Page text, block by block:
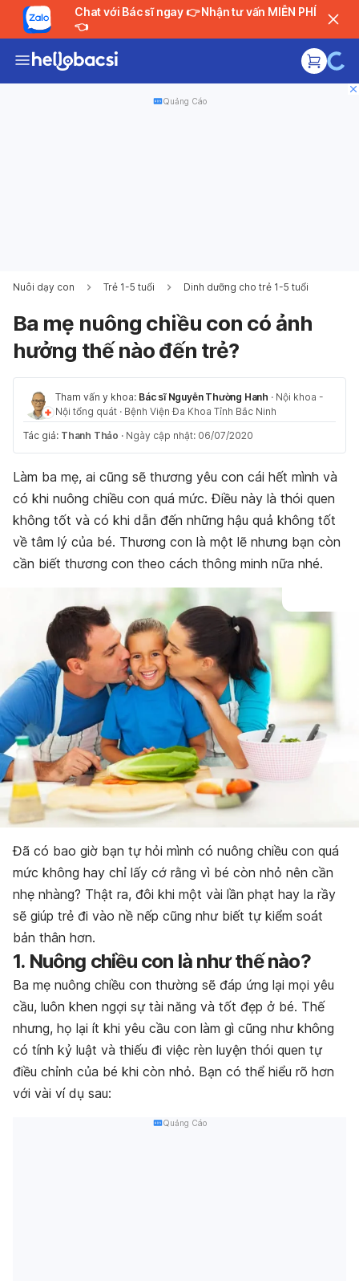
Chat với Bác sĩ ngay 👉 Nhận tư vấn MIỄN PHÍ
👈
Quảng Cáo
Nuôi dạy con Trẻ 1-5 tuổi Dinh dưỡng cho trẻ 1-5 tuổi
Ba mẹ nuông chiều con có ảnh
hưởng thế nào đến trẻ?
Tham vấn y khoa: Bác sĩ Nguyễn Thường Hanh · Nội khoa -
Nội tổng quát · Bệnh Viện Đa Khoa Tỉnh Bắc Ninh
Tác giả: Thanh Thảo · Ngày cập nhật: 06/07/2020
Làm ba mẹ, ai cũng sẽ thương yêu con cái hết mình và
có khi nuông chiều con quá mức. Điều này là thói quen
không tốt và có khi dẫn đến những hậu quả không tốt
về tâm lý của bé. Thương con là một lẽ nhưng bạn còn
cần biết thương con theo cách thông minh nữa nhé.
Đã có bao giờ bạn tự hỏi mình có nuông chiều con quá
mức không hay chỉ lấy cớ rằng vì bé còn nhỏ nên cần
nhẹ nhàng? Thật ra, đôi khi một vài lần phạt hay la rầy
sẽ giúp trẻ đi vào nề nếp cũng như biết tự kiểm soát
bản thân hơn.
1. Nuông chiều con là như thế nào?
Ba mẹ nuông chiều con thường sẽ đáp ứng lại mọi yêu
cầu, luôn khen ngợi sự tài năng và tốt đẹp ở bé. Thế
nhưng, họ lại ít khi yêu cầu con làm gì cũng như không
có tính kỷ luật và thiếu đi việc rèn luyện thói quen tự
điều chỉnh của bé khi còn nhỏ. Bạn có thể hiểu rõ hơn
với vài ví dụ sau:
Quảng Cáo